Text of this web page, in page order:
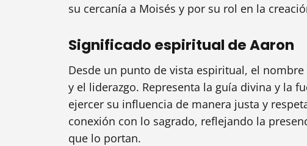
su cercanía a Moisés y por su rol en la
Significado espiritual de Aaron
Desde un punto de vista espiritual, el
y el liderazgo. Representa la guía divina y la
ejercer su influencia de manera justa y
conexión con lo sagrado, reflejando la
que lo portan.